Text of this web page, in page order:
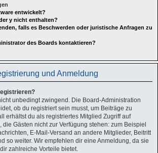
entwickelt?
y nicht enthalten?
falls es Beschwerden oder juristische Anfragen zu
des Boards kontaktieren?
und Anmeldung
unbedingt zwingend. Die Board-Administration
ob du registriert sein musst, um Beiträge zu
erhältst du als registriertes Mitglied Zugriff auf
Gästen nicht zur Verfügung stehen: zum Beispiel
E-Mail-Versand an andere Mitglieder, Beitritt
so weiter. Wir empfehlen dir eine Anmeldung, da sie
zahlreiche Vorteile bietet.